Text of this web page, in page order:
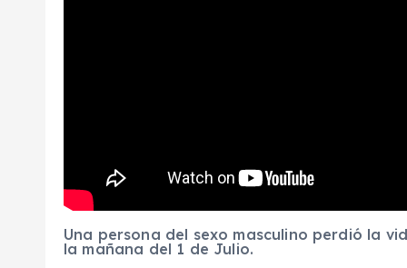
Una persona del sexo masculino perdió la
la mañana del 1 de Julio.